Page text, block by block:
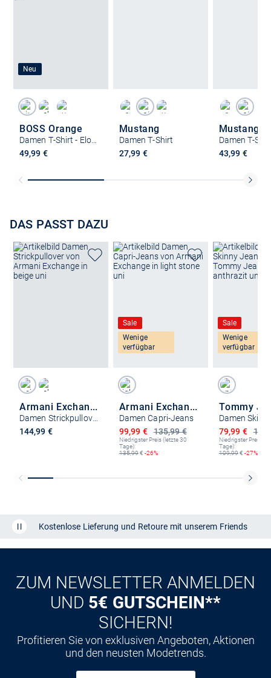
Neu
BOSS Orange
Damen T-Shirt - Elove embro
49,99 €
Mustang
Damen T-Shirt
27,99 €
Mustang
Damen T-
43,99 €
DAS PASST DAZU
Armani Exchange
Damen Strickpullover
144,99 €
Sale
Wenige
verfügbar
Armani Exchange
Damen Capri-Jeans
135,99 €
Ermäßigter Preis
99,99 €
Niedrigster Preis (letzte 30
Tage):
135,99€ -26%
Sale
Wenige
verfügbar
Tommy
Ermäßigter
79,99 €
Niedrigster Preis
Tage):
109,99€ -27%
Kostenlose Lieferung und Retoure mit unserem Friends
CLUB
Kauf aufRechnung
ZUM NEWSLETTER ANMELDEN
UND 5€ GUTSCHEIN**
SICHERN!
Profitieren Sie von exklusiven Angeboten, Aktionen
und den neusten Modetrends.